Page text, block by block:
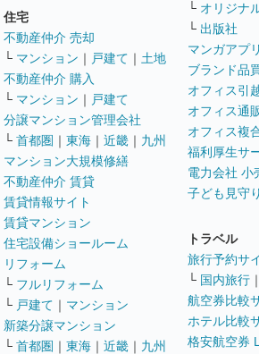
住宅
不動産仲介 売却
└ マンション ｜ 戸建て ｜ 土地
不動産仲介 購入
└ マンション ｜ 戸建て
分譲マンション管理会社
└ 首都圏 ｜ 東海 ｜ 近畿 ｜ 九州
マンション大規模修繕
不動産仲介 賃貸
賃貸情報サイト
賃貸マンション
住宅設備ショールーム
リフォーム
└ フルリフォーム
└ 戸建て ｜ マンション
新築分譲マンション
└ 首都圏 ｜ 東海 ｜ 近畿 ｜ 九州
└ オリジナ
└ 出版社
マンガアプ
ブランド品
オフィス引
オフィス通
オフィス複
福利厚生サ
電力会社 小
子ども見守
トラベル
旅行予約サ
└ 国内旅行 ｜
航空券比較
ホテル比較
格安航空券